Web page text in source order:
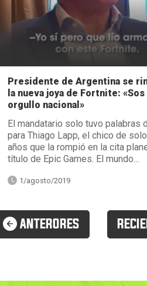
Presidente de Argentina se
la nueva joya de Fortnite: «Sos
orgullo nacional»
El mandatario solo tuvo palabras
para Thiago Lapp, el chico de
años que la rompió en la cita
título de Epic Games. El mundo…
1/agosto/2019
ANTERORES